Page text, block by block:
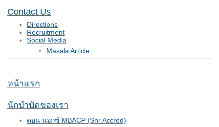
Contact Us
Directions
Recruitment
Social Media
Masala Article
หน้าแรก
นักบำบัดของเรา
ดอน นอกซ์ MBACP (Snr Accred)